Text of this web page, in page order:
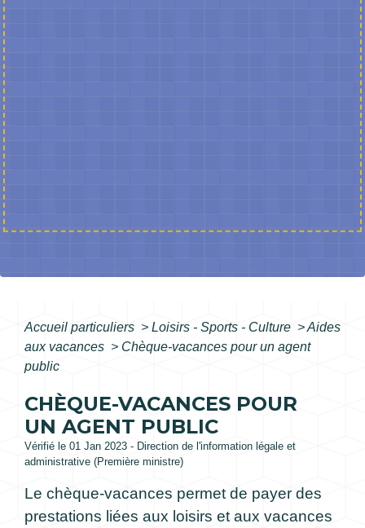
Accueil particuliers > Loisirs - Sports - Culture >Aides
aux vacances > Chèque-vacances pour un agent
public
CHÈQUE-VACANCES POUR
UN AGENT PUBLIC
Vérifié le 01 Jan 2023 - Direction de l'information légale et
administrative (Première ministre)
Le chèque-vacances permet de payer des
prestations liées aux loisirs et aux vacances